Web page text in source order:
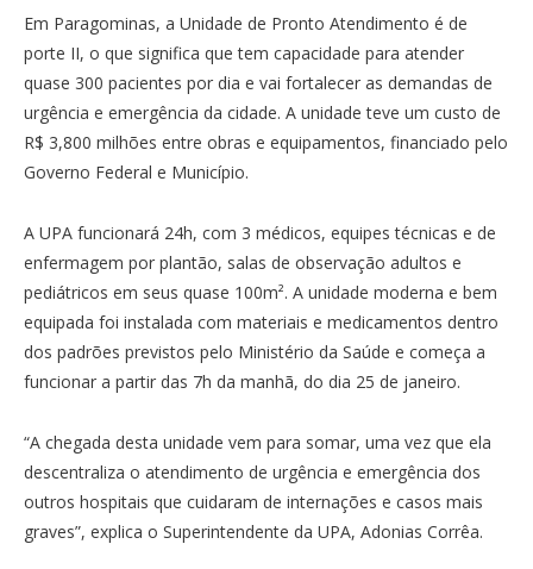
Em Paragominas, a Unidade de Pronto Atendimento é de
porte II, o que significa que tem capacidade para atender
quase 300 pacientes por dia e vai fortalecer as demandas de
urgência e emergência da cidade. A unidade teve um custo de
R$ 3,800 milhões entre obras e equipamentos, financiado pelo
Governo Federal e Município.
A UPA funcionará 24h, com 3 médicos, equipes técnicas e de
enfermagem por plantão, salas de observação adultos e
pediátricos em seus quase 100m². A unidade moderna e bem
equipada foi instalada com materiais e medicamentos dentro
dos padrões previstos pelo Ministério da Saúde e começa a
funcionar a partir das 7h da manhã, do dia 25 de janeiro.
“A chegada desta unidade vem para somar, uma vez que ela
descentraliza o atendimento de urgência e emergência dos
outros hospitais que cuidaram de internações e casos mais
graves”, explica o Superintendente da UPA, Adonias Corrêa.